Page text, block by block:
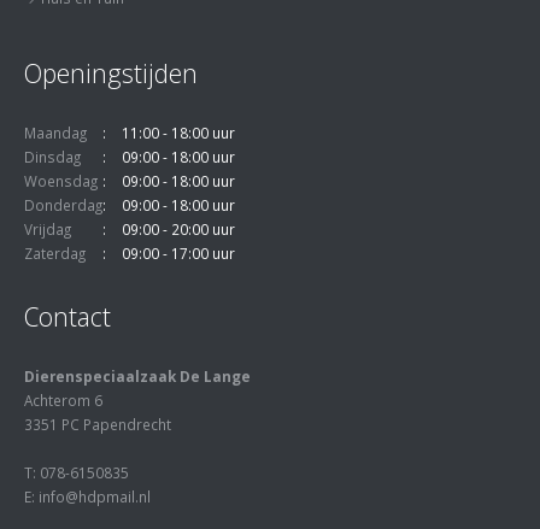
Openingstijden
Maandag
11:00 - 18:00 uur
Dinsdag
09:00 - 18:00 uur
Woensdag
09:00 - 18:00 uur
Donderdag
09:00 - 18:00 uur
Vrijdag
09:00 - 20:00 uur
Zaterdag
09:00 - 17:00 uur
Contact
Dierenspeciaalzaak De Lange
Achterom 6
3351 PC Papendrecht
T: 078-6150835
E: info@hdpmail.nl